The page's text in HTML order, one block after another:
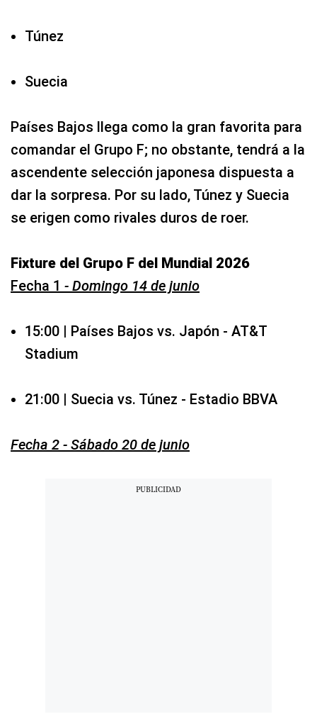
Túnez
Suecia
Países Bajos llega como la gran favorita para
comandar el Grupo F; no obstante, tendrá a la
ascendente selección japonesa dispuesta a
dar la sorpresa. Por su lado, Túnez y Suecia
se erigen como rivales duros de roer.
Fixture del Grupo F del Mundial 2026
Fecha 1 - Domingo 14 de junio
15:00 | Países Bajos vs. Japón - AT&T
Stadium
21:00 | Suecia vs. Túnez - Estadio BBVA
Fecha 2 - Sábado 20 de junio